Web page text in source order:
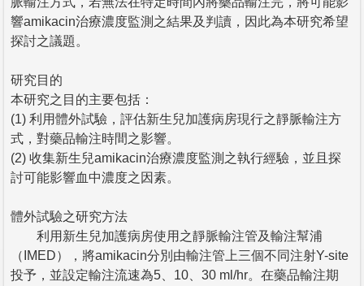
響amikacin治療濃度監測之結果及判讀，因此為本研究希望
探討之議題。
研究目的
本研究之目的主要包括：
(1) 利用體外試驗，評估新生兒加護病房現行之靜脈輸注方
式，對藥品輸注時間之影響。
(2) 收集新生兒amikacin治療濃度監測之執行經驗，並且探
討可能影響血中濃度之因素。
體外試驗之研究方法
利用新生兒加護病房使用之靜脈輸注管及輸注幫浦
（IMED），將amikacin分別由輸注管上三個不同注射Y-site
投予，並設定輸注流速為5、10、30 ml/hr。在藥品輸注期